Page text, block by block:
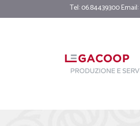
Tel: 06.84439300 Email: